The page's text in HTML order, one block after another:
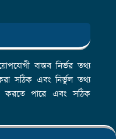
বাস্তব নির্ভর তথ্য
সঠিক এবং নির্ভুল তথ্য
করতে পারে এবং সঠিক